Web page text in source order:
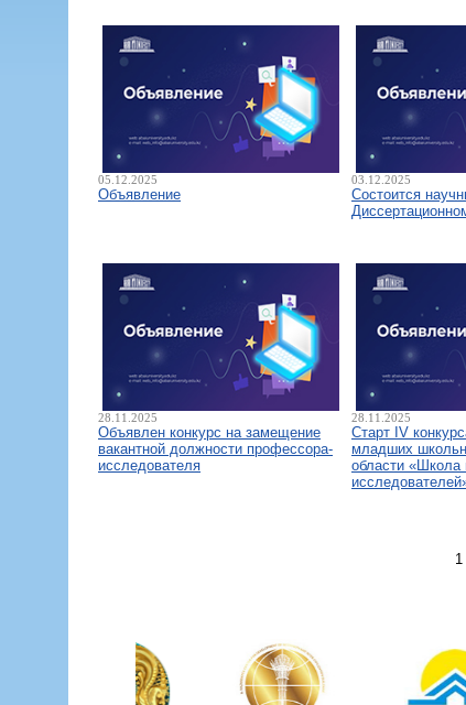
05.12.2025
Объявление
03.12.2025
Состоится
28.11.2025
Объявлен конкурс на замещение
вакантной должности профессора-
исследователя
28.11.2025
Старт IV
младших
области
1